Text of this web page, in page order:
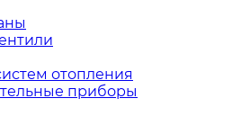
отопления
приборы